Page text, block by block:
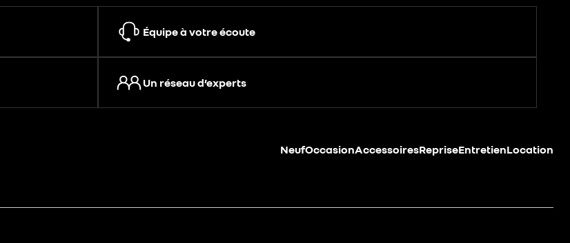
Équipe à votre écoute
Un réseau d’experts
NeufOccasionAccessoiresRepriseEntretienLocation